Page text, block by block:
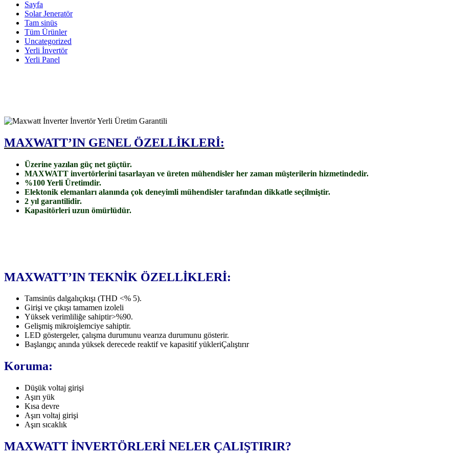
Sayfa
Solar Jeneratör
Tam sinüs
Tüm Ürünler
Uncategorized
Yerli İnvertör
Yerli Panel
MAXWATT’IN GENEL ÖZELLİKLERİ:
Üzerine yazılan güç net güçtür.
MAXWATT invertörlerini tasarlayan ve üreten mühendisler her zaman müşterilerin hizmetindedir.
%100 Yerli Üretimdir.
Elektonik elemanları alanında çok deneyimli mühendisler tarafından dikkatle seçilmiştir.
2 yıl garantilidir.
Kapasitörleri uzun ömürlüdür.
MAXWATT’IN TEKNİK ÖZELLİKLERİ:
Tamsinüs dalgalıçıkışı (THD <% 5).
Girişi ve çıkışı tamamen izoleli
Yüksek verimliliğe sahiptir>%90.
Gelişmiş mikroişlemciye sahiptir.
LED göstergeler, çalışma durumunu vearıza durumunu gösterir.
Başlangıç anında yüksek derecede reaktif ve kapasitif yükleriÇalıştırır
Koruma:
Düşük voltaj girişi
Aşırı yük
Kısa devre
Aşırı voltaj girişi
Aşırı sıcaklık
MAXWATT İNVERTÖRLERİ NELER ÇALIŞTIRIR?